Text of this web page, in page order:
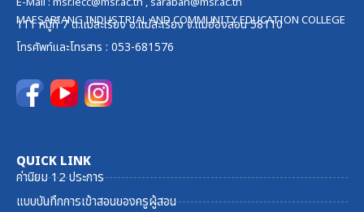
MAESARIANG INDUSTRIAL AND COMMUNITY EDUCATION COLLEGE
111 หมู่ที่ 7 ต.แม่สะเรียง อ.แม่สะเรียง จ.แม่ฮ่องสอน 58110
โทรศัพท์และโทรสาร : 053-681576
QUICK LINK
ค่านิยม 12 ประการ
แบบบันทึกการเข้าสอนของครูผู้สอน